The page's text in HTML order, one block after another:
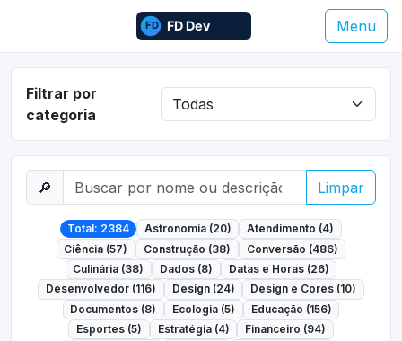
Menu
Filtrar por
categoria
🔎 Limpar
Total: 2384 Astronomia (20)
Atendimento (4)
Ciência (57)
Construção (38)
Conversão (486)
Culinária (38)
Dados (8)
Datas e Horas (26)
Desenvolvedor (116)
Design (24)
Design e Cores (10)
Documentos (8)
Ecologia (5)
Educação (156)
Esportes (5)
Estratégia (4)
Financeiro (94)